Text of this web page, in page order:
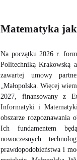
Matematyka
Na początku 2026 r.
Politechniką Krakowską
zawartej umowy
„Małopolska. Więcej
2027, finansowany z
Informatyki i
obszarze rozpoznawania
Ich fundamentem
nowoczesnych
prawdopodobieństwa i